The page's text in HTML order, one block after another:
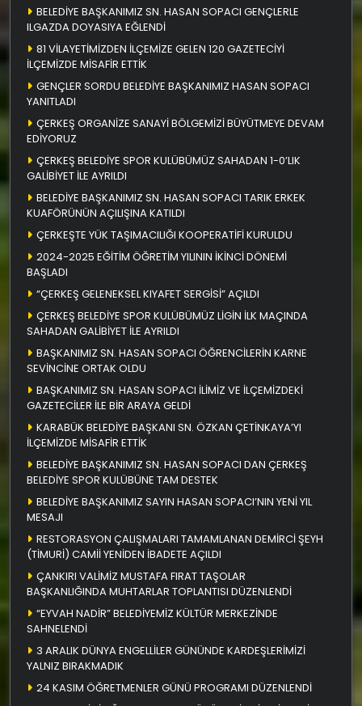
BELEDİYE BAŞKANIMIZ SN. HASAN SOPACI GENÇLERLE
ILGAZDA DOYASIYA EĞLENDİ
81 VİLAYETİMİZDEN İLÇEMİZE GELEN 120 GAZETECİYİ
İLÇEMİZDE MİSAFİR ETTİK
GENÇLER SORDU BELEDİYE BAŞKANIMIZ HASAN SOPACI
YANITLADI
ÇERKEŞ ORGANİZE SANAYİ BÖLGEMİZİ BÜYÜTMEYE DEVAM
EDİYORUZ
ÇERKEŞ BELEDİYE SPOR KULÜBÜMÜZ SAHADAN 1-0’LIK
GALİBİYET İLE AYRILDI
BELEDİYE BAŞKANIMIZ SN. HASAN SOPACI TARIK ERKEK
KUAFÖRÜNÜN AÇILIŞINA KATILDI
ÇERKEŞTE YÜK TAŞIMACILIĞI KOOPERATİFİ KURULDU
2024-2025 EĞİTİM ÖĞRETİM YILININ İKİNCİ DÖNEMİ
BAŞLADI
“ÇERKEŞ GELENEKSEL KIYAFET SERGİSİ” AÇILDI
ÇERKEŞ BELEDİYE SPOR KULÜBÜMÜZ LİGİN İLK MAÇINDA
SAHADAN GALİBİYET İLE AYRILDI
BAŞKANIMIZ SN. HASAN SOPACI ÖĞRENCİLERİN KARNE
SEVİNCİNE ORTAK OLDU
BAŞKANIMIZ SN. HASAN SOPACI İLİMİZ VE İLÇEMİZDEKİ
GAZETECİLER İLE BİR ARAYA GELDİ
KARABÜK BELEDİYE BAŞKANI SN. ÖZKAN ÇETİNKAYA’YI
İLÇEMİZDE MİSAFİR ETTİK
BELEDİYE BAŞKANIMIZ SN. HASAN SOPACI DAN ÇERKEŞ
BELEDİYE SPOR KULÜBÜNE TAM DESTEK
BELEDİYE BAŞKANIMIZ SAYIN HASAN SOPACI’NIN YENİ YIL
MESAJI
RESTORASYON ÇALIŞMALARI TAMAMLANAN DEMİRCİ ŞEYH
(TİMURİ) CAMİİ YENİDEN İBADETE AÇILDI
ÇANKIRI VALİMİZ MUSTAFA FIRAT TAŞOLAR
BAŞKANLIĞINDA MUHTARLAR TOPLANTISI DÜZENLENDİ
“EYVAH NADİR” BELEDİYEMİZ KÜLTÜR MERKEZİNDE
SAHNELENDİ
3 ARALIK DÜNYA ENGELLİLER GÜNÜNDE KARDEŞLERİMİZİ
YALNIZ BIRAKMADIK
24 KASIM ÖĞRETMENLER GÜNÜ PROGRAMI DÜZENLENDİ